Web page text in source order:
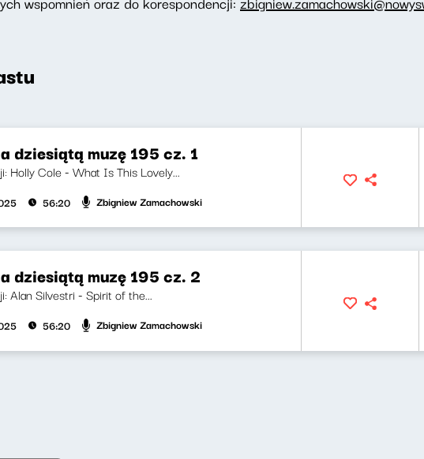
dziesiątą muzę 195 cz. 1
Holly Cole - What Is This Lovely...
56:20 Zbigniew Zamachowski
dziesiątą muzę 195 cz. 2
Alan Silvestri - Spirit of the...
56:20 Zbigniew Zamachowski